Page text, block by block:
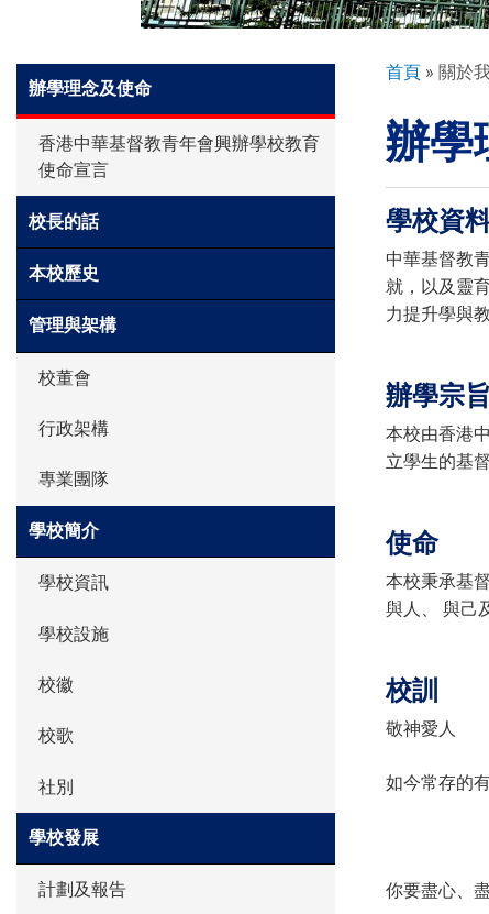
環球探索
入學申請
學生園地
學生表現
Side
Meun
辦學理念及使命
香港中華基督教青年會興辦學校教育
使命宣言
校長的話
本校歷史
管理與架構
校董會
行政架構
專業團隊
學校簡介
學校資訊
學校設施
校徽
校歌
社別
學校發展
計劃及報告
導
連
結
首頁 關於
辦學
學校資
中華基督教
就，以及靈
力提升學與
辦學宗旨
本校由香港
立學生的基
使命
本校秉承基
與人、 與己
校訓
敬神愛人
如今常存的
你要盡心、